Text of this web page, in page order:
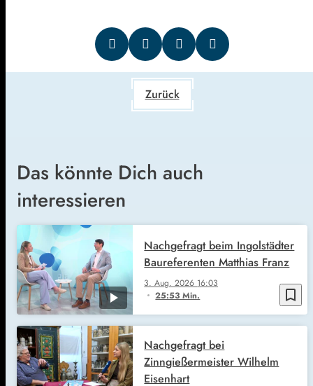
Zurück
Das könnte Dich auch
interessieren
bookmark_border
3. Aug. 2026 16:03
25:53 Min.
Nachgefragt beim Ingolstädter
Baureferenten Matthias Franz
Nachgefragt bei
Zinngießermeister Wilhelm
Eisenhart